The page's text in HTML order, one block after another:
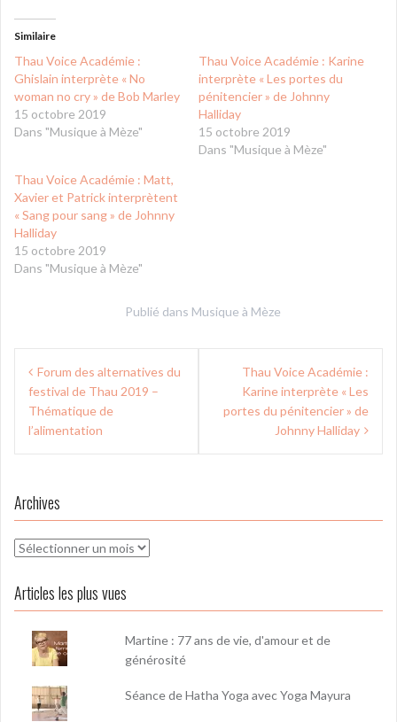
Similaire
Thau Voice Académie :
Ghislain interprète « No
woman no cry » de Bob Marley
15 octobre 2019
Dans "Musique à Mèze"
Thau Voice Académie : Karine
interprète « Les portes du
pénitencier » de Johnny
Halliday
15 octobre 2019
Dans "Musique à Mèze"
Thau Voice Académie : Matt,
Xavier et Patrick interprètent
« Sang pour sang » de Johnny
Halliday
15 octobre 2019
Dans "Musique à Mèze"
Publié dans Musique à Mèze
Navigation
de
l’article
Forum des alternatives du
festival de Thau 2019 –
Thématique de
l’alimentation
Thau Voice Académie :
Karine interprète « Les
portes du pénitencier » de
Johnny Halliday
Archives
Archives
Articles les plus vues
Martine : 77 ans de vie, d'amour et de
générosité
Séance de Hatha Yoga avec Yoga Mayura